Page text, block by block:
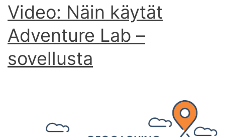
Video: Näin käytät
Adventure Lab –
sovellusta